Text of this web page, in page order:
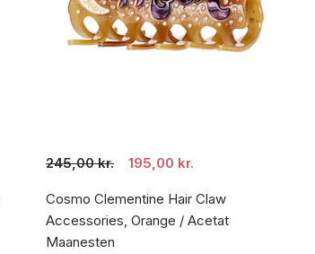
245,00 kr. 195,00 kr.
Cosmo Clementine Hair Claw
Accessories, Orange / Acetat
Maanesten